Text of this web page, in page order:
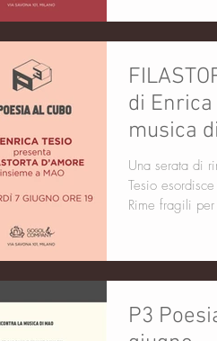
di
musica
giugno
Una serata di
Tesio
Rime fragili
P3